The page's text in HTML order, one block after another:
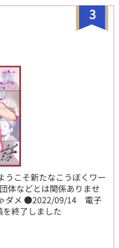
3
こそ新たなこうぼくワー
などとは関係ありませ
ダメ ●2022/09/14 電子
終了しました